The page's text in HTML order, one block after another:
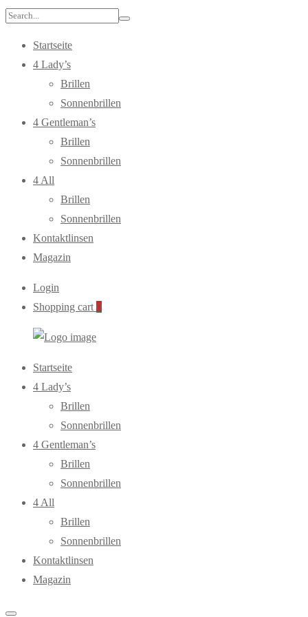
Search
Startseite
4 Lady’s
Brillen
Sonnenbrillen
4 Gentleman’s
Brillen
Sonnenbrillen
4 All
Brillen
Sonnenbrillen
Kontaktlinsen
Magazin
Login
Shopping cart 0
Primary
Menu
Startseite
4 Lady’s
Brillen
Sonnenbrillen
4 Gentleman’s
Brillen
Sonnenbrillen
4 All
Brillen
Sonnenbrillen
Kontaktlinsen
Magazin